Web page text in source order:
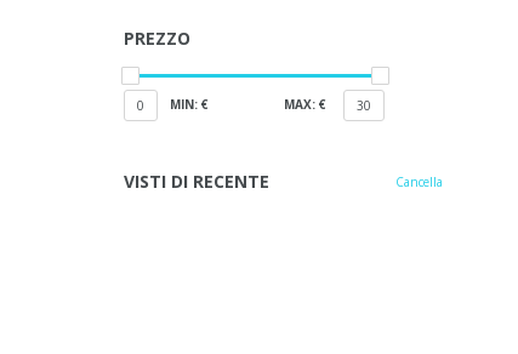
PREZZO
0 MIN: € MAX: € 30
VISTI DI RECENTE Cancella